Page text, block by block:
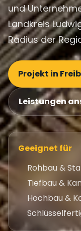
und
Landkreis
Radius der
Projekt in
Leistungen
Geeignet für
Rohbau &
Tiefbau &
Hochbau &